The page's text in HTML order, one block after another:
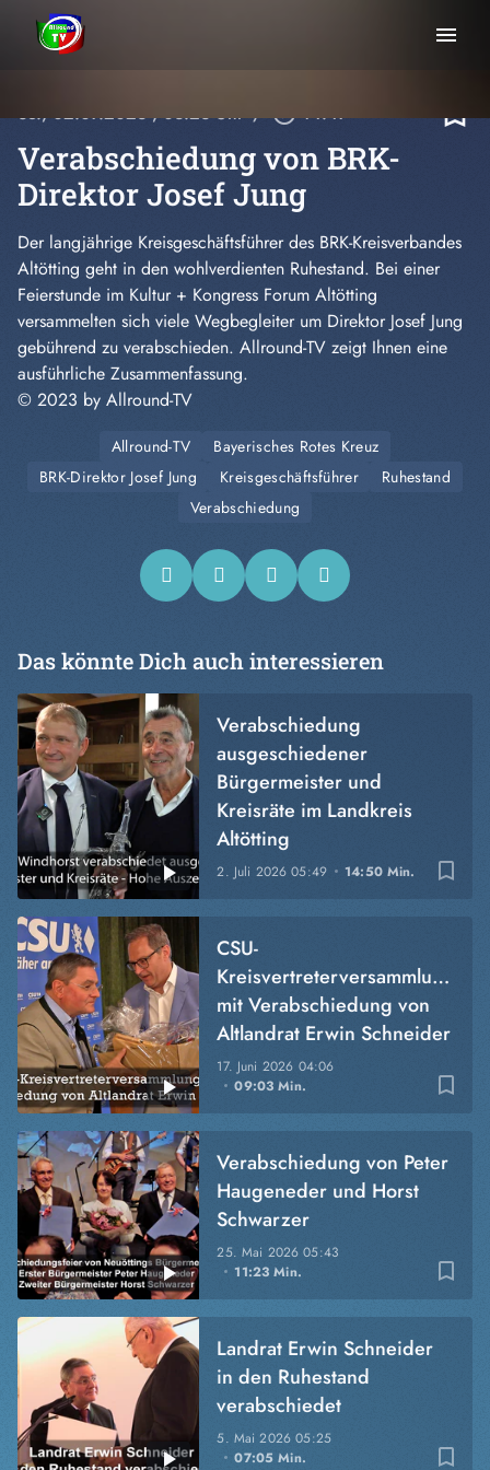
menu
So., 02.07.2023, 03:23 Uhr / play_circle_outline14:47 bookmark_border
Verabschiedung von BRK-
Direktor Josef Jung
Der langjährige Kreisgeschäftsführer des BRK-Kreisverbandes
Altötting geht in den wohlverdienten Ruhestand. Bei einer
Feierstunde im Kultur + Kongress Forum Altötting
versammelten sich viele Wegbegleiter um Direktor Josef Jung
gebührend zu verabschieden. Allround-TV zeigt Ihnen eine
ausführliche Zusammenfassung.
© 2023 by Allround-TV
Allround-TV
Bayerisches Rotes Kreuz
BRK-Direktor Josef Jung
Kreisgeschäftsführer
Ruhestand
Verabschiedung
Das könnte Dich auch interessieren
bookmark_border
2. Juli 202605:49 14:50 Min.
Verabschiedung
ausgeschiedener
Bürgermeister und
Kreisräte im Landkreis
Altötting
bookmark_border
17. Juni 2026 04:06
09:03 Min.
CSU-
Kreisvertreterversammlung
mit Verabschiedung von
Altlandrat Erwin Schneider
bookmark_border
25. Mai 202605:43
11:23 Min.
Verabschiedung von Peter
Haugeneder und Horst
Schwarzer
bookmark_border
5. Mai 202605:25
07:05 Min.
Landrat Erwin Schneider
in den Ruhestand
verabschiedet